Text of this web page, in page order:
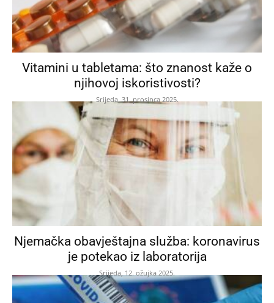
Vitamini u tabletama: što znanost kaže o
njihovoj iskoristivosti?
Srijeda, 31. prosinca 2025.
Njemačka obavještajna služba: koronavirus
je potekao iz laboratorija
Srijeda, 12. ožujka 2025.